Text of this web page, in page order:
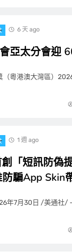
6 天 ago
亞太分會迎
（粵港澳大灣區）
1 週 ago
「短訊防偽
騙App Skin
年7月30日 /美通社/